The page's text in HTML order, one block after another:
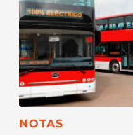
CATEGORÍA:
NOTAS